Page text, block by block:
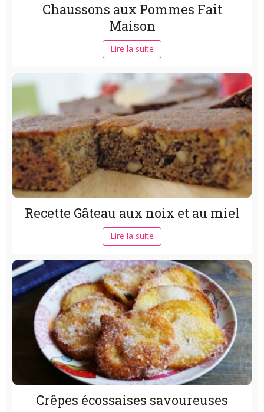
Chaussons aux Pommes Fait
Maison
Lire la suite
Recette Gâteau aux noix et au miel
Lire la suite
Crêpes écossaises savoureuses